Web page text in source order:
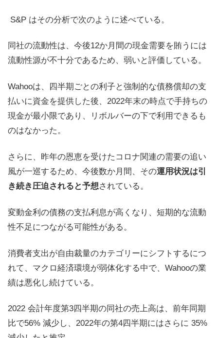
S&P はその分析で次のように述べている。
同社の流動性は、今後12か月間の現金需要を賄うには
流動性源が不十分であるため、弱いと評価している。
Wahooは、四半期ごとの利子と強制的な債務償却の支
払いに資金を提供した後、2022年末の時点で手持ちの
現金が最小限であり、リボルバーの下で利用できるも
のはなかった。
さらに、昨年の恩恵を受けたコロナ関連の需要の追い
風が一巡するため、今後数か月間、その運用状況は引
き続き圧迫されると予想されている。
変動金利の債務の支払利息が高くなり、短期的な流動
性不足につながる可能性がある。
消費者支出が自由裁量のカテゴリーにシフトするにつ
れて、マクロ経済環境が弱体化する中で、Wahooの業
績は悪化し続けている。
2022 会計年度第3四半期の同社の売上高は、前年同期
比で56% 減少し、2022年の第4四半期にはさらに 35%